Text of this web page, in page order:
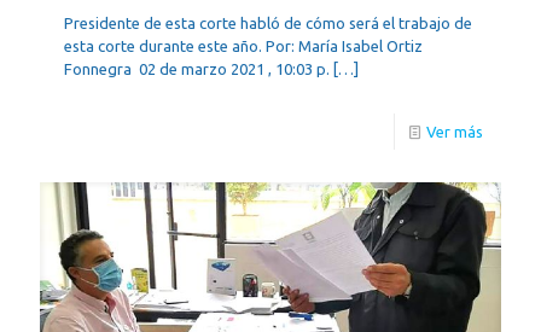
Presidente de esta corte habló de cómo será el trabajo de
esta corte durante este año. Por: María Isabel Ortiz
Fonnegra 02 de marzo 2021 , 10:03 p. […]
Ver más